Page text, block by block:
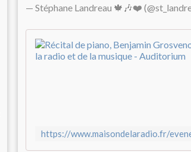
— Stéphane Landreau 🍁🎶❤️